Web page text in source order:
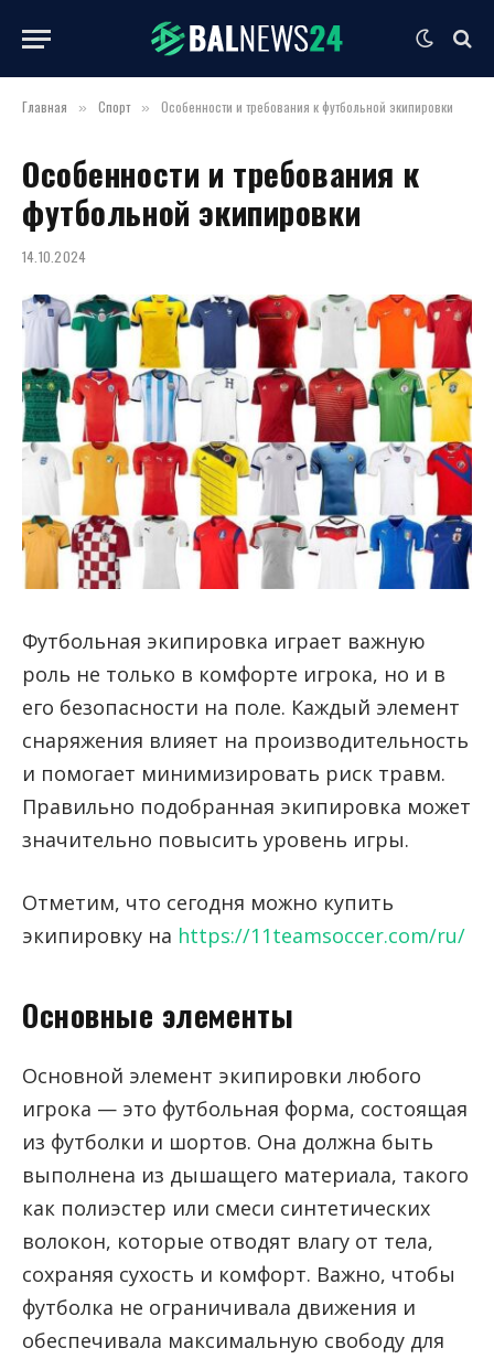
Главная » Спорт » Особенности и требования к футбольной экипировки
Особенности и требования к
футбольной экипировки
14.10.2024
Футбольная экипировка играет важную
роль не только в комфорте игрока, но и в
его безопасности на поле. Каждый элемент
снаряжения влияет на производительность
и помогает минимизировать риск травм.
Правильно подобранная экипировка может
значительно повысить уровень игры.
Отметим, что сегодня можно купить
экипировку на https://11teamsoccer.com/ru/
Основные элементы
Основной элемент экипировки любого
игрока — это футбольная форма, состоящая
из футболки и шортов. Она должна быть
выполнена из дышащего материала, такого
как полиэстер или смеси синтетических
волокон, которые отводят влагу от тела,
сохраняя сухость и комфорт. Важно, чтобы
футболка не ограничивала движения и
обеспечивала максимальную свободу для